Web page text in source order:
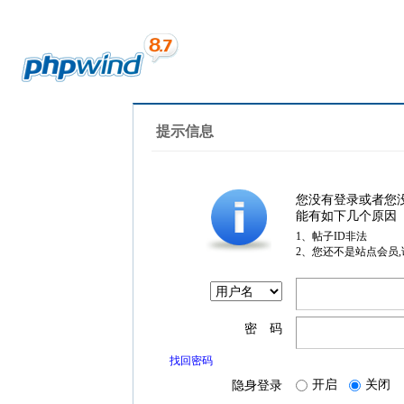
提示信息
您没有登录或者您
能有如下几个原因
1、帖子ID非法
2、您还不是站点会员
密 码
找回密码
隐身登录 开启 关闭